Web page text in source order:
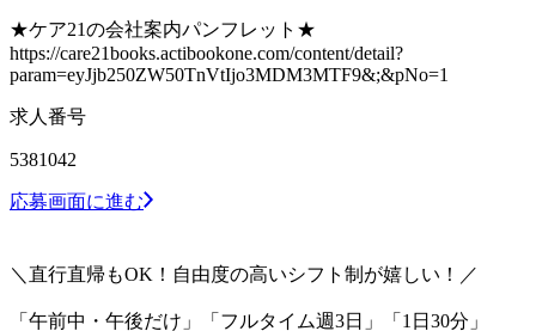
★ケア21の会社案内パンフレット★
https://care21books.actibookone.com/content/detail?
param=eyJjb250ZW50TnVtIjo3MDM3MTF9&;&pNo=1
求人番号
5381042
応募画面に進む
＼直行直帰もOK！自由度の高いシフト制が嬉しい！／
「午前中・午後だけ」「フルタイム週3日」「1日30分」